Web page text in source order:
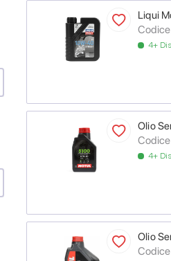
Liqui
4+
Olio
4+
Olio